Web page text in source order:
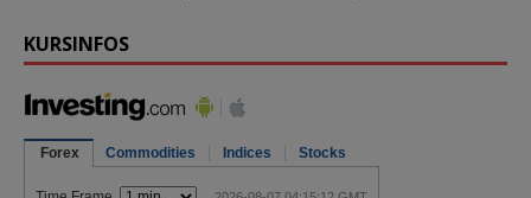
KURSINFOS